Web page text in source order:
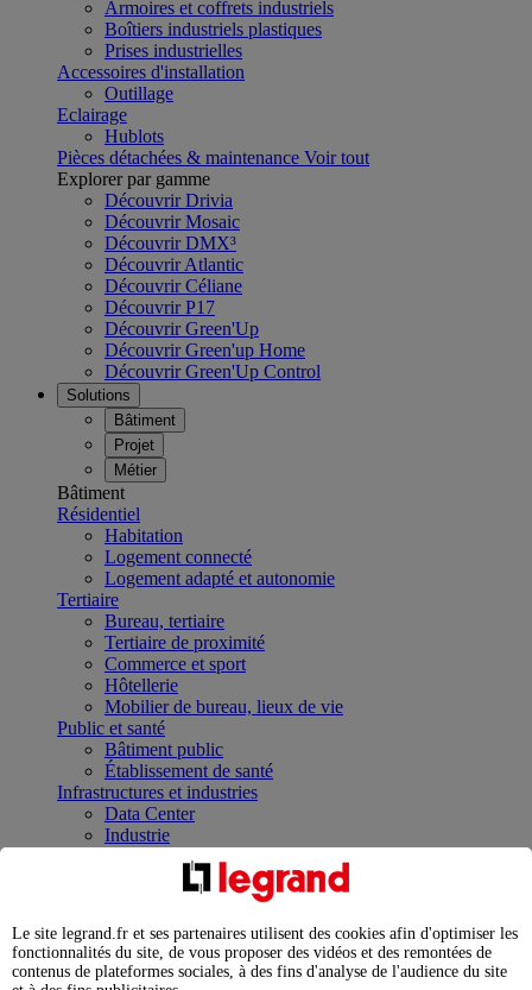
Armoires et coffrets industriels
Boîtiers industriels plastiques
Prises industrielles
Accessoires d'installation
Outillage
Eclairage
Hublots
Pièces détachées & maintenance Voir tout
Explorer par gamme
Découvrir Drivia
Découvrir Mosaic
Découvrir DMX³
Découvrir Atlantic
Découvrir Céliane
Découvrir P17
Découvrir Green'Up
Découvrir Green'up Home
Découvrir Green'Up Control
Solutions
Bâtiment
Projet
Métier
Bâtiment
Résidentiel
Habitation
Logement connecté
Logement adapté et autonomie
Tertiaire
Bureau, tertiaire
Tertiaire de proximité
Commerce et sport
Hôtellerie
Mobilier de bureau, lieux de vie
Public et santé
Bâtiment public
Établissement de santé
Infrastructures et industries
Data Center
Industrie
Infrastructures
Contrôler et planifier le fonctionnement des appareils
Répartir et optimiser son tableau électrique
Legrand Data Center Solutions : concentrer les
expertises au service de vos performances
Le site legrand.fr et ses partenaires utilisent des cookies afin d'optimiser les
fonctionnalités du site, de vous proposer des vidéos et des remontées de
contenus de plateformes sociales, à des fins d'analyse de l'audience du site